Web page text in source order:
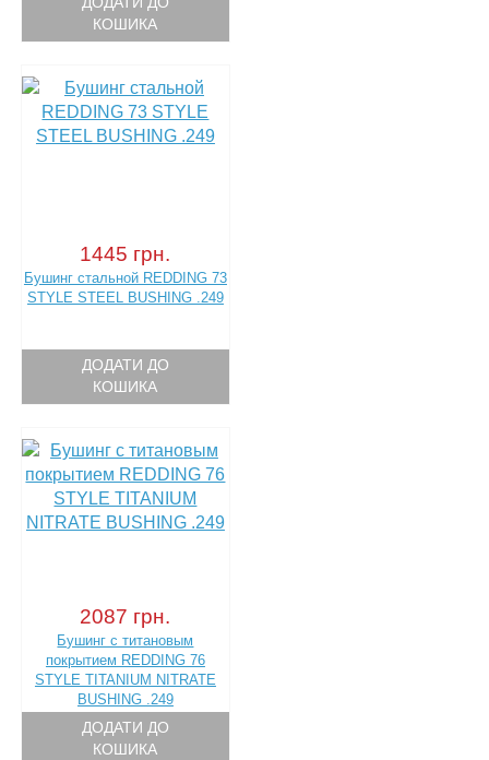
КОШИКА
1445 грн.
Бушинг стальной REDDING 73
STYLE STEEL BUSHING .249
ДОДАТИ ДО
КОШИКА
2087 грн.
Бушинг с титановым
покрытием REDDING 76
STYLE TITANIUM NITRATE
BUSHING .249
ДОДАТИ ДО
КОШИКА